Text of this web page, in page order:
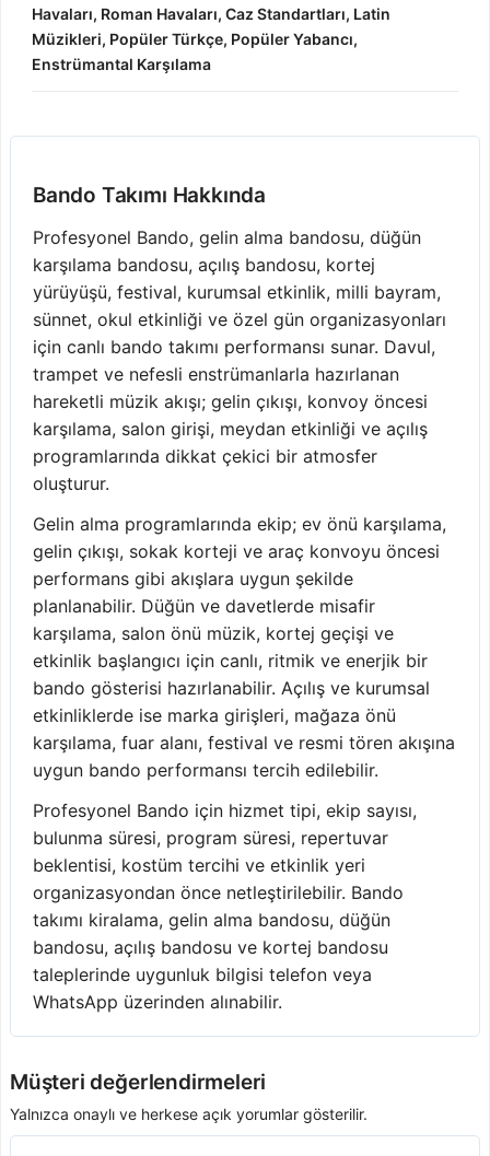
Havaları, Roman Havaları, Caz Standartları, Latin
Müzikleri, Popüler Türkçe, Popüler Yabancı,
Enstrümantal Karşılama
Bando Takımı Hakkında
Profesyonel Bando, gelin alma bandosu, düğün
karşılama bandosu, açılış bandosu, kortej
yürüyüşü, festival, kurumsal etkinlik, milli bayram,
sünnet, okul etkinliği ve özel gün organizasyonları
için canlı bando takımı performansı sunar. Davul,
trampet ve nefesli enstrümanlarla hazırlanan
hareketli müzik akışı; gelin çıkışı, konvoy öncesi
karşılama, salon girişi, meydan etkinliği ve açılış
programlarında dikkat çekici bir atmosfer
oluşturur.
Gelin alma programlarında ekip; ev önü karşılama,
gelin çıkışı, sokak korteji ve araç konvoyu öncesi
performans gibi akışlara uygun şekilde
planlanabilir. Düğün ve davetlerde misafir
karşılama, salon önü müzik, kortej geçişi ve
etkinlik başlangıcı için canlı, ritmik ve enerjik bir
bando gösterisi hazırlanabilir. Açılış ve kurumsal
etkinliklerde ise marka girişleri, mağaza önü
karşılama, fuar alanı, festival ve resmi tören akışına
uygun bando performansı tercih edilebilir.
Profesyonel Bando için hizmet tipi, ekip sayısı,
bulunma süresi, program süresi, repertuvar
beklentisi, kostüm tercihi ve etkinlik yeri
organizasyondan önce netleştirilebilir. Bando
takımı kiralama, gelin alma bandosu, düğün
bandosu, açılış bandosu ve kortej bandosu
taleplerinde uygunluk bilgisi telefon veya
WhatsApp üzerinden alınabilir.
Müşteri değerlendirmeleri
Yalnızca onaylı ve herkese açık yorumlar gösterilir.